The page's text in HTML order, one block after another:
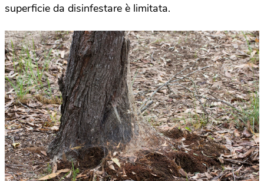
superficie da disinfestare è limitata.